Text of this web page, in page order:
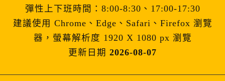
彈性上下班時間：8:00-8:30、17:00-17:30
建議使用 Chrome、Edge、Safari、Firefox 瀏覽
器，螢幕解析度 1920 X 1080 px 瀏覽
更新日期 2026-08-07